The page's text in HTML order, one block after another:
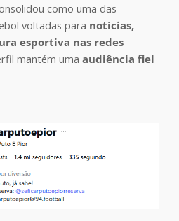
como uma das
voltadas para notícias,
esportiva nas redes
mantém uma audiência fiel